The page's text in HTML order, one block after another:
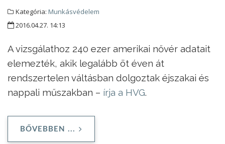
Kategória: Munkásvédelem
2016.04.27. 14:13
A vizsgálathoz 240 ezer amerikai nővér adatait
elemezték, akik legalább öt éven át
rendszertelen váltásban dolgoztak éjszakai és
nappali műszakban – írja a HVG.
BŐVEBBEN ...